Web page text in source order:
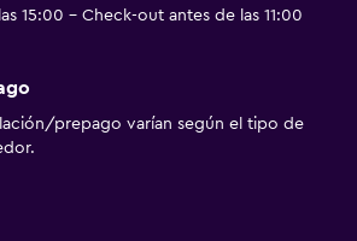
15:00 - Check-out antes de las 11:00
prepago varían según el tipo de